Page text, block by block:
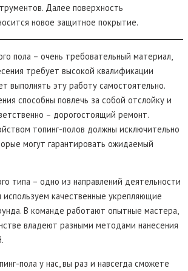
Далее поверхность
новое защитное покрытие.
пола – очень требовательный материал,
требует высокой квалификации
выполнять эту работу самостоятельно.
способны повлечь за собой отслойку и
– дорогостоящий ремонт.
топинг-полов должны исключительно
могут гарантировать ожидаемый
типа – одно из направлений деятельности
качественные укрепляющие
В команде работают опытные мастера,
владеют разными методами нанесения
пола у нас, вы раз и навсегда сможете